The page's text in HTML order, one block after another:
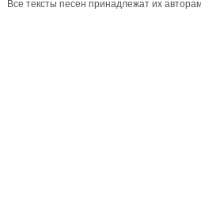
Все тексты песен принадлежат их